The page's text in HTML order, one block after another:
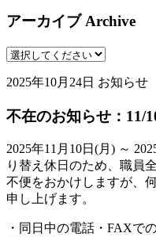
アーカイブ Archive
2025年10月24日 お知らせ
不在のお知らせ：11/
2025年11月10日(月) ～
り替え休日のため、職員
不便をおかけしますが、
申し上げます。
・同日中の電話・FAXで